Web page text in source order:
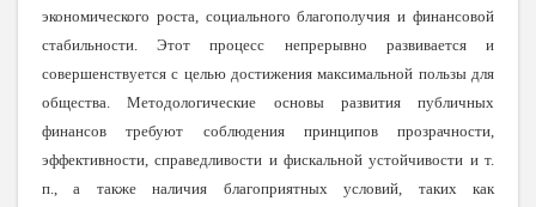
экономического роста, социального благополучия и финансовой
стабильности. Этот процесс непрерывно развивается и
совершенствуется с целью достижения максимальной пользы для
общества. Методологические основы развития публичных
финансов требуют соблюдения принципов прозрачности,
эффективности, справедливости и фискальной устойчивости и т.
п., а также наличия благоприятных условий, таких как